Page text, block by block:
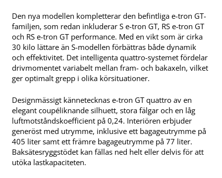
Den nya modellen kompletterar den befintliga e-tron GT-
familjen, som redan inkluderar S e-tron GT, RS e-tron GT
och RS e-tron GT performance. Med en vikt som är cirka
30 kilo lättare än S-modellen förbättras både dynamik
och effektivitet. Det intelligenta quattro-systemet fördelar
drivmomentet variabelt mellan fram- och bakaxeln, vilket
ger optimalt grepp i olika körsituationer.
Designmässigt kännetecknas e-tron GT quattro av en
elegant coupéliknande silhuett, stora fälgar och en låg
luftmotståndskoefficient på 0,24. Interiören erbjuder
generöst med utrymme, inklusive ett bagageutrymme på
405 liter samt ett främre bagageutrymme på 77 liter.
Baksätesryggstödet kan fällas ned helt eller delvis för att
utöka lastkapaciteten.